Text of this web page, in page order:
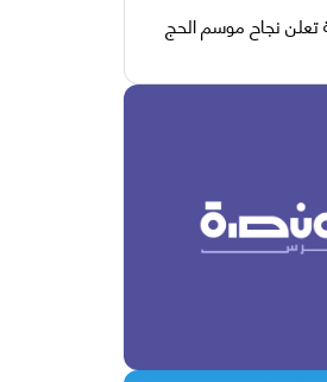
تعلن نجاح موسم الحج